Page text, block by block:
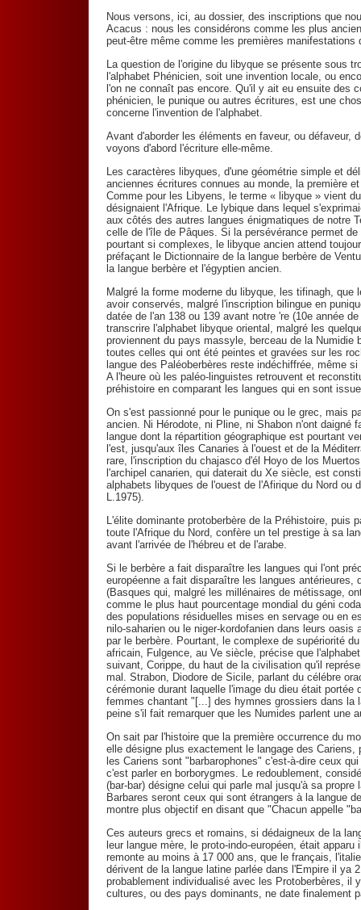
Nous versons, ici, au dossier, des inscriptions que
Acacus : nous les considérons comme les plus
peut-être même comme les premières manifestations
La question de l'origine du libyque se présente sous
l'alphabet Phénicien, soit une invention locale, ou
l'on ne connaît pas encore. Qu'il y ait eu ensuite des
phénicien, le punique ou autres écritures, est une
concerne l'invention de l'alphabet.
Avant d'aborder les éléments en faveur, ou défaveur,
voyons d'abord l'écriture elle-même.
Les caractères libyques, d'une géométrie simple et
anciennes écritures connues au monde, la première
Comme pour les Libyens, le terme « libyque » vient
désignaient l'Afrique. Le lybique dans lequel
aux côtés des autres langues énigmatiques de notre
celle de l'île de Pâques. Si la persévérance permet
pourtant si complexes, le libyque ancien attend
préfaçant le Dictionnaire de la langue berbère de
la langue berbère et l'égyptien ancien.
Malgré la forme moderne du libyque, les tifinagh,
avoir conservés, malgré l'inscription bilingue en
datée de l'an 138 ou 139 avant notre 're (10e année
transcrire l'alphabet libyque oriental, malgré les
proviennent du pays massyle, berceau de la Numidie
toutes celles qui ont été peintes et gravées sur les
langue des Paléoberbères reste indéchiffrée, même
A l'heure où les paléo-linguistes retrouvent et
préhistoire en comparant les langues qui en sont
On s'est passionné pour le punique ou le grec, mais
ancien. Ni Hérodote, ni Pline, ni Shabon n'ont daigné
langue dont la répartition géographique est pourtant
l'est, jusqu'aux îles Canaries à l'ouest et de la
rare, l'inscription du chajasco d'él Hoyo de los
l'archipel canarien, qui daterait du Xe siècle, est
alphabets libyques de l'ouest de l'Afirique du Nord ou
L.1975).
L'élite dominante protoberbère de la Préhistoire, puis
toute l'Afrique du Nord, confère un tel prestige à sa
avant l'arrivée de l'hébreu et de l'arabe.
Si le berbère a fait disparaître les langues qui l'ont
européenne a fait disparaître les langues
(Basques qui, malgré les millénaires de métissage,
comme le plus haut pourcentage mondial du géni
des populations résiduelles mises en servage ou en
nilo-saharien ou le niger-kordofanien dans leurs
par le berbère. Pourtant, le complexe de supériorité
africain, Fulgence, au Ve siècle, précise que
suivant, Corippe, du haut de la civilisation qu'il
mal. Strabon, Diodore de Sicile, parlant du célébre
cérémonie durant laquelle l'image du dieu était
femmes chantant "[...] des hymnes grossiers dans la
peine s'il fait remarquer que les Numides parlent une
On sait par l'histoire que la première occurrence du
elle désigne plus exactement le langage des
les Cariens sont "barbarophones" c'est-à-dire ceux
c'est parler en borborygmes. Le redoublement,
(bar-bar) désigne celui qui parle mal jusqu'à sa
Barbares seront ceux qui sont étrangers à la langue
montre plus objectif en disant que "Chacun appelle
Ces auteurs grecs et romains, si dédaigneux de la
leur langue mère, le proto-indo-européen, était
remonte au moins à 17 000 ans, que le français,
dérivent de la langue latine parlée dans l'Empire il ya
probablement individualisé avec les Protoberbères, il
cultures, ou des pays dominants, ne date finalement